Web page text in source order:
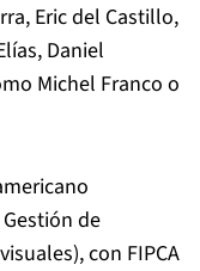
Eric del Castillo,
Daniel
Michel Franco o
de
con FIPCA